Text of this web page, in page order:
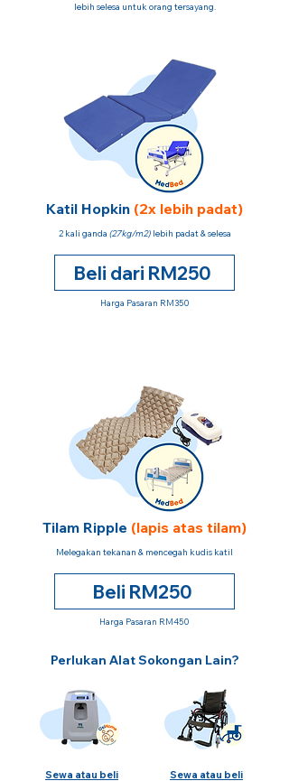
lebih selesa untuk orang tersayang.
Katil Hopkin (2x lebih padat)
2 kali ganda (27kg/m2)lebih padat & selesa
Beli dari RM250
Harga Pasaran RM350
Tilam Ripple (lapis atas tilam)
Melegakan tekanan & mencegah kudis katil
Beli RM250
Harga Pasaran RM450
Perlukan Alat Sokongan Lain?
Sewa atau beli
Sewa atau beli